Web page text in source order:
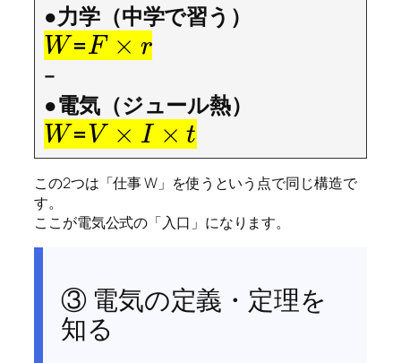
●力学（中学で習う）
W=F × r
–
●電気（ジュール熱）
W= V × I × t
この2つは「仕事 W」を使うという点で同じ構造で
す。
ここが電気公式の「入口」になります。
③ 電気の定義・定理を
知る